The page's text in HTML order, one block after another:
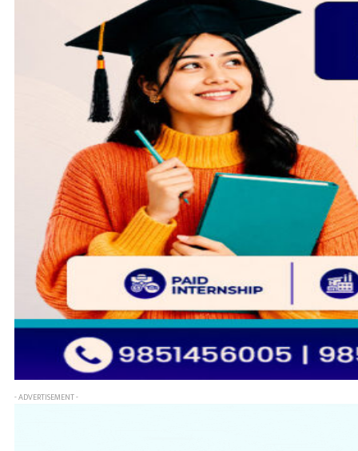
- ADVERTISEMENT -